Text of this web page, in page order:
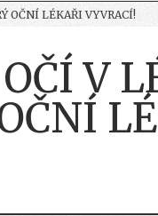
OČNÍ LÉKAŘI VYVRACÍ!
V